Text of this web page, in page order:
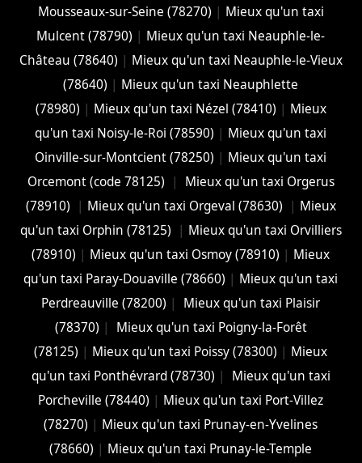
Mousseaux-sur-Seine (78270) | Mieux qu'un taxi
Mulcent (78790) | Mieux qu'un taxi Neauphle-le-
Château (78640) | Mieux qu'un taxi Neauphle-le-Vieux
(78640) | Mieux qu'un taxi Neauphlette
(78980) | Mieux qu'un taxi Nézel (78410) | Mieux
qu'un taxi Noisy-le-Roi (78590) | Mieux qu'un taxi
Oinville-sur-Montcient (78250) | Mieux qu'un taxi
Orcemont (code 78125)
|
Mieux qu'un taxi Orgerus
(78910)
| Mieux qu'un taxi Orgeval (78630) | Mieux
qu'un taxi Orphin (78125)
| Mieux qu'un taxi Orvilliers
(78910) | Mieux qu'un taxi Osmoy (78910) | Mieux
qu'un taxi Paray-Douaville (78660) | Mieux qu'un taxi
Perdreauville (78200) |
Mieux qu'un taxi Plaisir
(78370) |
Mieux qu'un taxi Poigny-la-Forêt
(78125) | Mieux qu'un taxi Poissy (78300) | Mieux
qu'un taxi Ponthévrard (78730) |
Mieux qu'un taxi
Porcheville (78440) | Mieux qu'un taxi Port-Villez
(78270) | Mieux qu'un taxi Prunay-en-Yvelines
(78660) | Mieux qu'un taxi Prunay-le-Temple